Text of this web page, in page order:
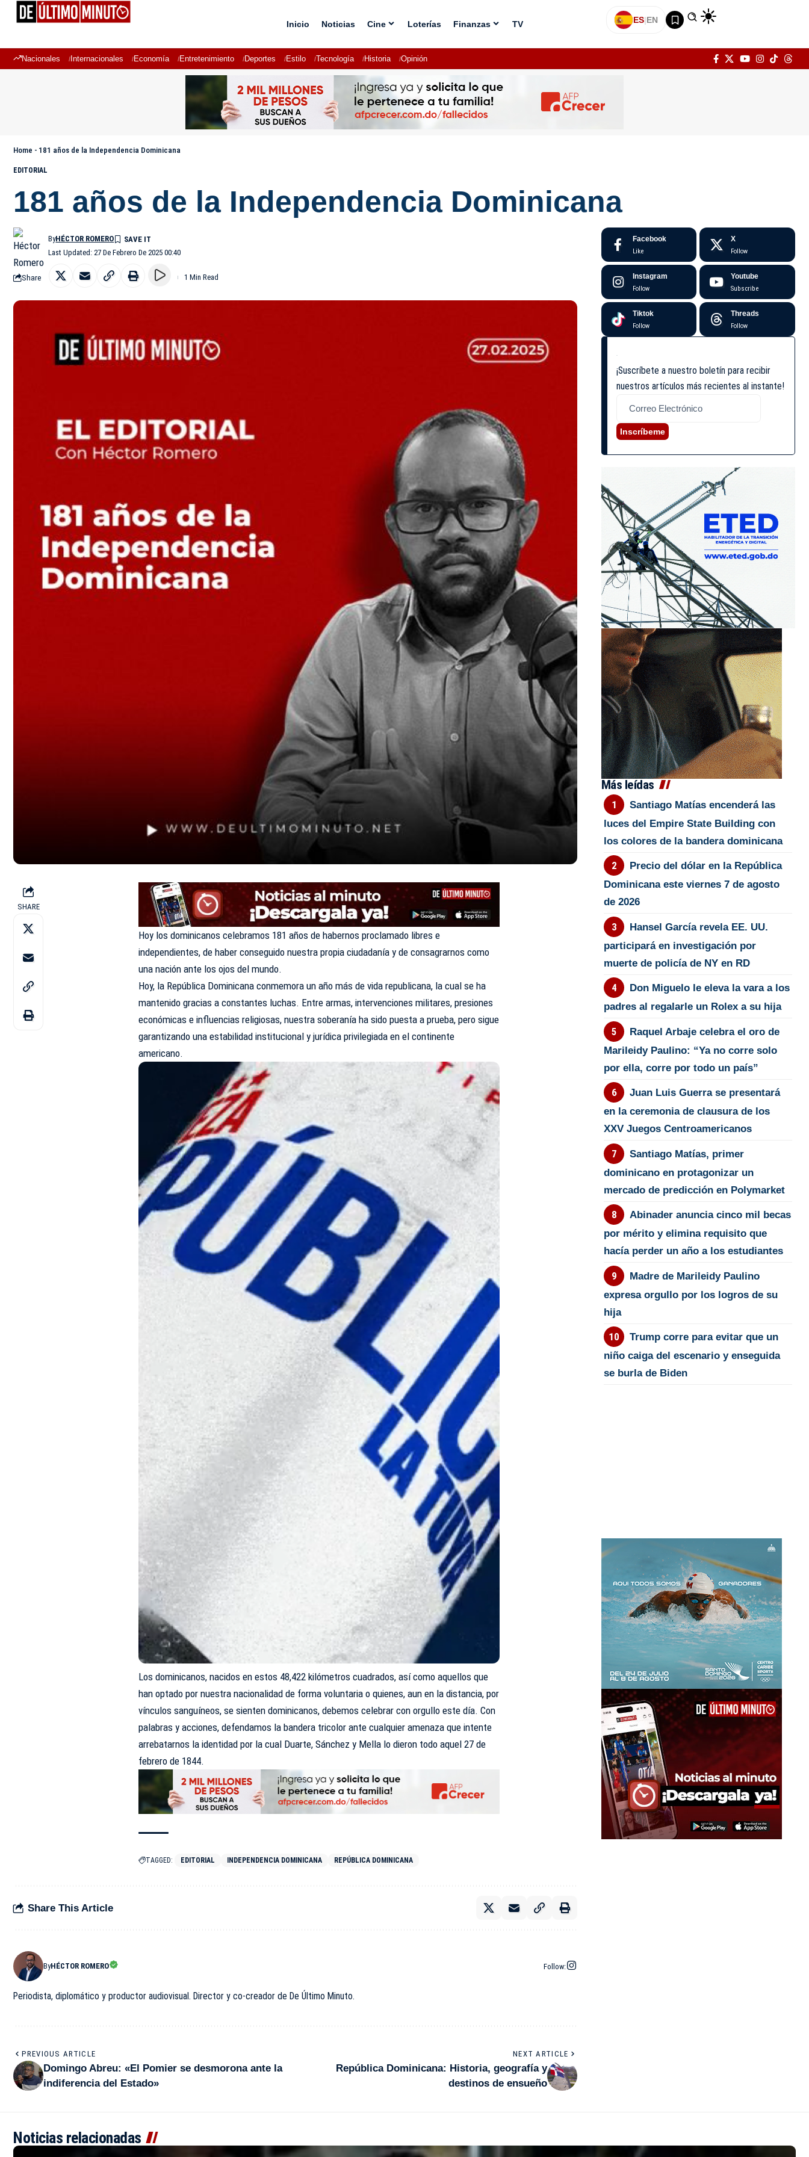
Inicio Noticias Cine Loterías Finanzas TV ES|EN
Nacionales Internacionales Economía Entretenimiento Deportes Estilo Tecnología Historia Opinión
Home - 181 años de la Independencia Dominicana
EDITORIAL
181 años de la Independencia Dominicana
Last Updated: 27 De Febrero De 2025 00:40
ByHÉCTOR ROMERO
Share 1 Min Read
SHARE
Hoy los dominicanos celebramos 181 años de habernos proclamado libres e
independientes, de haber conseguido nuestra propia ciudadanía y de consagrarnos como
una nación ante los ojos del mundo.
Hoy, la República Dominicana conmemora un año más de vida republicana, la cual se ha
mantenido gracias a constantes luchas. Entre armas, intervenciones militares, presiones
económicas e influencias religiosas, nuestra soberanía ha sido puesta a prueba, pero sigue
garantizando una estabilidad institucional y jurídica privilegiada en el continente
americano.
Los dominicanos, nacidos en estos 48,422 kilómetros cuadrados, así como aquellos que
han optado por nuestra nacionalidad de forma voluntaria o quienes, aun en la distancia, por
vínculos sanguíneos, se sienten dominicanos, debemos celebrar con orgullo este día. Con
palabras y acciones, defendamos la bandera tricolor ante cualquier amenaza que intente
arrebatarnos la identidad por la cual Duarte, Sánchez y Mella lo dieron todo aquel 27 de
febrero de 1844.
TAGGED: EDITORIAL INDEPENDENCIA DOMINICANA REPÚBLICA DOMINICANA
Share This Article
ByHÉCTOR ROMERO Follow:
Periodista, diplomático y productor audiovisual. Director y co-creador de De Último Minuto.
PREVIOUS ARTICLE
Domingo Abreu: «El Pomier se desmorona ante la
indiferencia del Estado»
NEXT ARTICLE
República Dominicana: Historia, geografía y
destinos de ensueño
Facebook
Like
X
Follow
Instagram
Follow
Youtube
Subscribe
Tiktok
Follow
Threads
Follow
¡Suscríbete a nuestro boletín para recibir
nuestros artículos más recientes al instante!
Inscríbeme
Más leídas
Santiago Matías encenderá las
luces del Empire State Building con
los colores de la bandera dominicana
Precio del dólar en la República
Dominicana este viernes 7 de agosto
de 2026
Hansel García revela EE. UU.
participará en investigación por
muerte de policía de NY en RD
Don Miguelo le eleva la vara a los
padres al regalarle un Rolex a su hija
Raquel Arbaje celebra el oro de
Marileidy Paulino: “Ya no corre solo
por ella, corre por todo un país”
Juan Luis Guerra se presentará
en la ceremonia de clausura de los
XXV Juegos Centroamericanos
Santiago Matías, primer
dominicano en protagonizar un
mercado de predicción en Polymarket
Abinader anuncia cinco mil becas
por mérito y elimina requisito que
hacía perder un año a los estudiantes
Madre de Marileidy Paulino
expresa orgullo por los logros de su
hija
Trump corre para evitar que un
niño caiga del escenario y enseguida
se burla de Biden
Noticias relacionadas